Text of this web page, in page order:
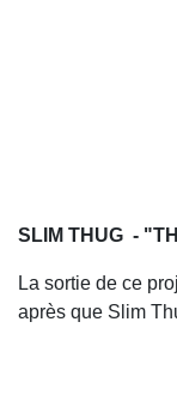
SLIM THUG -
La sortie de ce
après que Slim